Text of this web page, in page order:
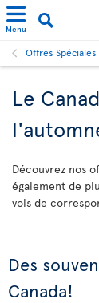
Menu
Offres Spéciales
Le
Découvrez nos
également de
vols de
Des
Canada!